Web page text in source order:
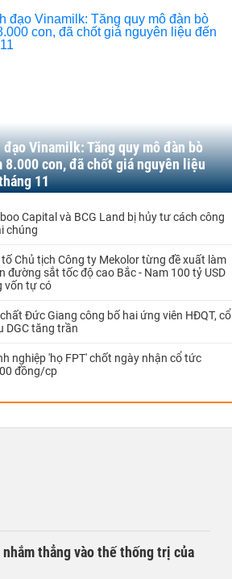
đạo Vinamilk: Tăng quy mô đàn bò
8.000 con, đã chốt giá nguyên liệu
11
Capital và BCG Land bị hủy tư cách công
chúng
tố Chủ tịch Công ty Mekolor từng đề xuất làm
đường sắt tốc độ cao Bắc - Nam 100 tỷ USD
vốn tự có
Đức Giang công bố hai ứng viên HĐQT, cổ
DGC tăng trần
nghiệp 'họ FPT' chốt ngày nhận cổ tức
đồng/cp
thẳng vào thế thống trị của